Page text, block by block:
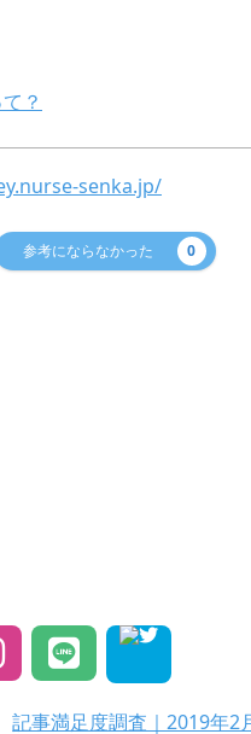
？
senka.jp/
参考にならなかった 0
記事満足度調査｜2019年2